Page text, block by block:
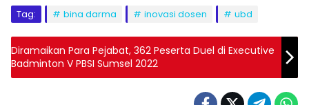
Tag: bina darma inovasi dosen ubd
Diramaikan Para Pejabat, 362 Peserta Duel di Executive
Badminton V PBSI Sumsel 2022